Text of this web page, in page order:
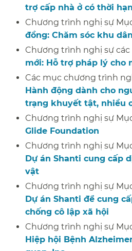
trợ cấp nhà ở có thời
Chương trình nghị sự
đồng: Chăm sóc khu
Chương trình nghị sự các
mới: Hỗ trợ pháp lý cho
Các mục chương trình
Hành động dành cho
trạng khuyết tật, nhiều
Chương trình nghị sự
Glide Foundation
Chương trình nghị sự
Dự án Shanti cung cấp
vật
Chương trình nghị sự
Dự án Shanti để cung
chống cô lập xã hội
Chương trình nghị sự
Hiệp hội Bệnh